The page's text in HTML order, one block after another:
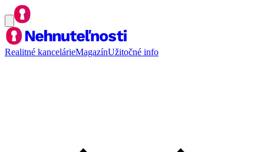
Realitné kancelárieMagazínUžitočné info